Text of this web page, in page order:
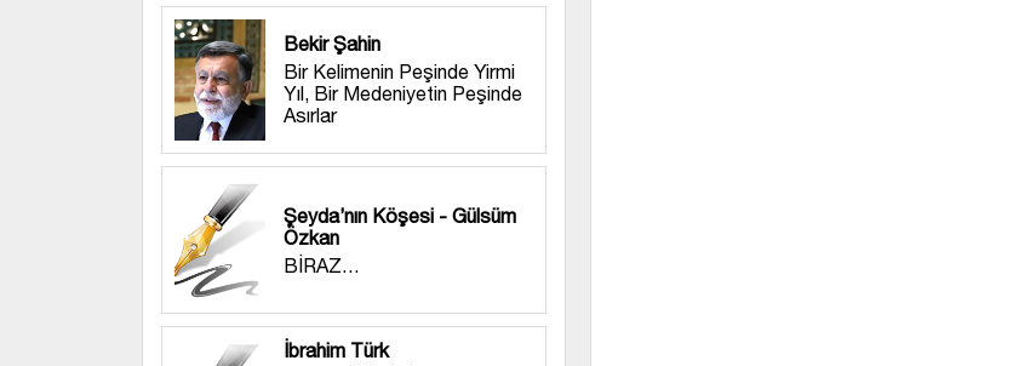
Bekir Şahin
Bir Kelimenin Peşinde Yirmi
Yıl, Bir Medeniyetin Peşinde
Asırlar
Şeyda’nın Köşesi - Gülsüm
Özkan
BİRAZ…
İbrahim Türk